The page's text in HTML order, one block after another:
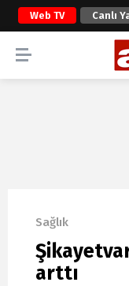
Web TV Canlı
Sağlık
arttı